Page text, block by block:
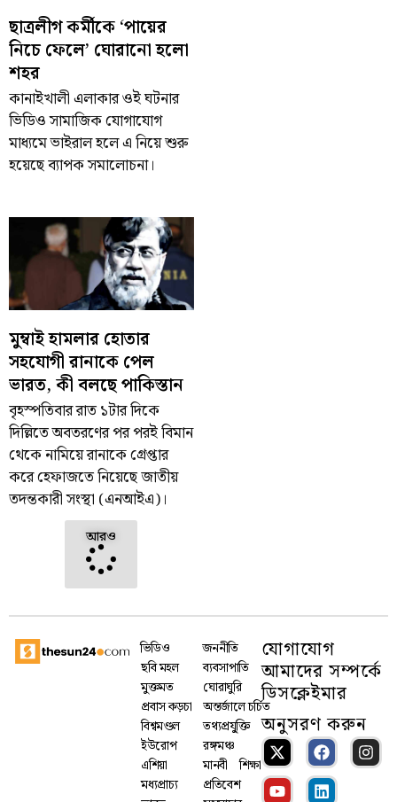
ছাত্রলীগ কর্মীকে ‘পায়ের
নিচে ফেলে’ ঘোরানো হলো
শহর
কানাইখালী এলাকার ওই ঘটনার
ভিডিও সামাজিক যোগাযোগ
মাধ্যমে ভাইরাল হলে এ নিয়ে শুরু
হয়েছে ব্যাপক সমালোচনা।
মুম্বাই হামলার হোতার
সহযোগী রানাকে পেল
ভারত, কী বলছে পাকিস্তান
বৃহস্পতিবার রাত ১টার দিকে
দিল্লিতে অবতরণের পর পরই বিমান
থেকে নামিয়ে রানাকে গ্রেপ্তার
করে হেফাজতে নিয়েছে জাতীয়
তদন্তকারী সংস্থা (এনআইএ)।
আরও
ভিডিও
ছবি মহল
মুক্তমত
প্রবাস কড়চা
বিশ্বমণ্ডল
ইউরোপ
এশিয়া
মধ্যপ্রাচ্য
জননীতি
ব্যবসাপাতি
ঘোরাঘুরি
অন্তর্জালে চর্চিত
তথ্যপ্রযু্ক্তি
রঙ্গমঞ্চ
মানবী
শিক্ষা
প্রতিবেশ
যোগাযোগ
আমাদের সম্পর্কে
ডিসক্লেইমার
অনুসরণ করুন